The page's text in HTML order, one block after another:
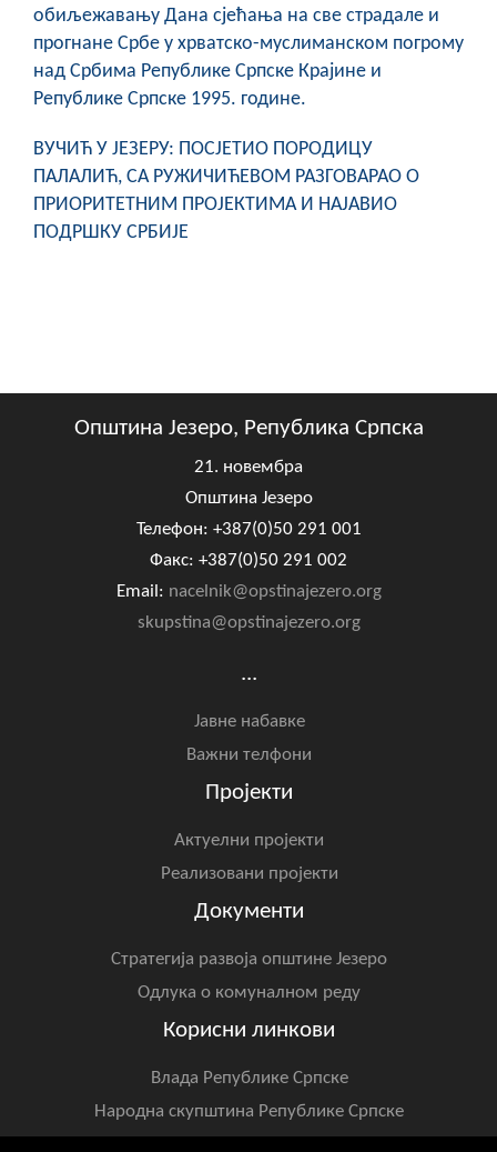
обиљежавању Дана сјећања на све страдале и
прогнане Србе у хрватско-муслиманском погрому
над Србима Републике Српске Крајине и
Републике Српске 1995. године.
ВУЧИЋ У ЈЕЗЕРУ: ПОСЈЕТИО ПОРОДИЦУ
ПАЛАЛИЋ, СА РУЖИЧИЋЕВОМ РАЗГОВАРАО О
ПРИОРИТЕТНИМ ПРОЈЕКТИМА И НАЈАВИО
ПОДРШКУ СРБИЈЕ
Општина Језеро, Република Српска
21. новембра
Општина Језеро
Телефон: +387(0)50 291 001
Факс: +387(0)50 291 002
Email: nacelnik@opstinajezero.org
skupstina@opstinajezero.org
...
Јавне набавке
Важни телфони
Пројекти
Актуелни пројекти
Реализовани пројекти
Документи
Стратегија развоја општине Језеро
Одлука о комуналном реду
Корисни линкови
Влада Републике Српске
Народна скупштина Републике Српске